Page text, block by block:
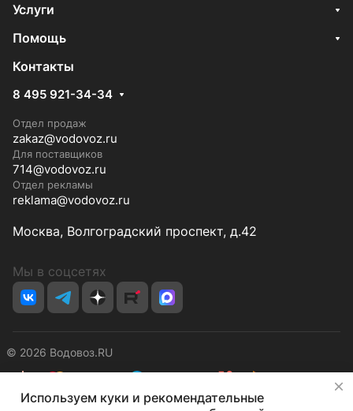
Услуги
Помощь
Контакты
8 495 921-34-34
Отдел продаж
zakaz@vodovoz.ru
Для поставщиков
714@vodovoz.ru
Отдел рекламы
reklama@vodovoz.ru
Москва, Волгоградский проспект, д.42
Мы в соцсетях
© 2026 Водовоз.RU
КонфиденциальностьОферта
Используем куки и рекомендательные